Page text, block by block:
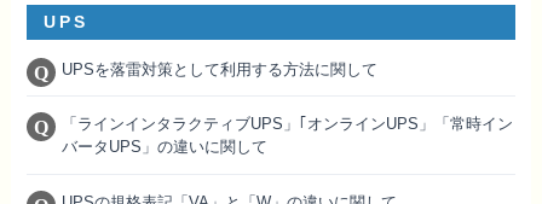
UPS
UPSを落雷対策として利用する方法に関して
「ラインインタラクティブUPS」｢オンラインUPS」「常時イン
バータUPS」の違いに関して